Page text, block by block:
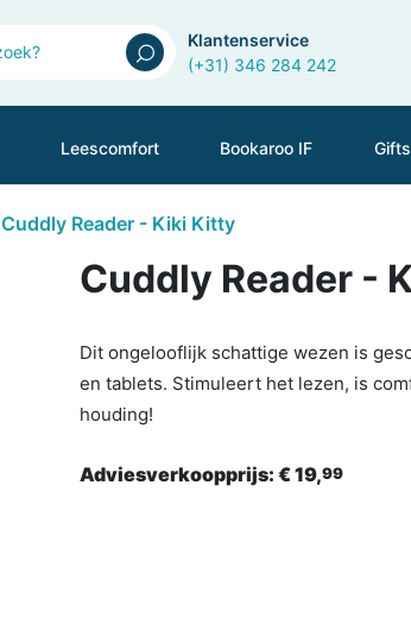
Klantenservice
(+31) 346 284 242
Leescomfort Bookaroo IF Gifts
Cuddly Reader - Kiki Kitty
Cuddly Reader -
Dit ongelooflijk schattige wezen is
en tablets. Stimuleert het lezen, is
houding!
Adviesverkoopprijs: € 19,99